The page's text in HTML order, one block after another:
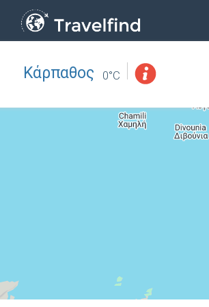
Κάρπαθος 0°C
ΒΡΕΙΤΕ